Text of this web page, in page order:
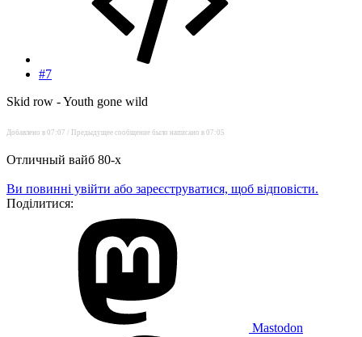
#7
Skid row - Youth gone wild
Добавлено в 07:07 / Предыдущее сообщение было написано в 07:05
Отличный вайб 80-х
Ви повинні увійти або зареєструватися, щоб відповісти.
Поділитися:
Mastodon